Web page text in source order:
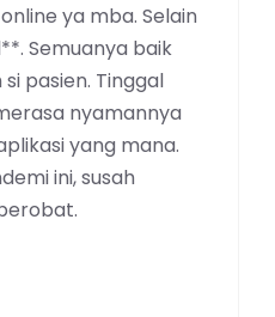
ya mba. Selain
Semuanya baik
pasien. Tinggal
nyamannya
yang mana.
ini, susah